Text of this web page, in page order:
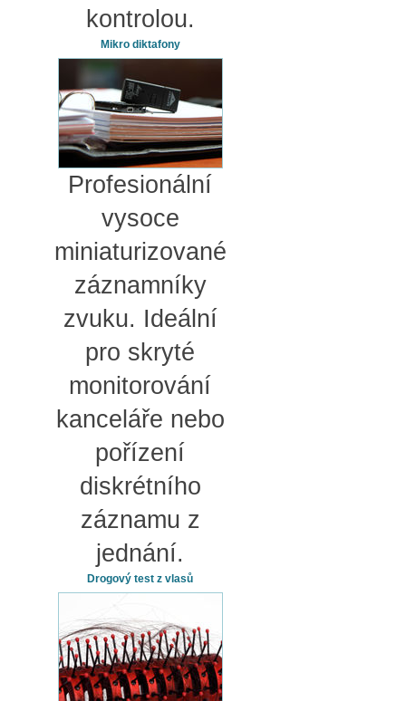
kontrolou.
Mikro diktafony
Profesionální
vysoce
miniaturizované
záznamníky
zvuku. Ideální
pro skryté
monitorování
kanceláře nebo
pořízení
diskrétního
záznamu z
jednání.
Drogový test z vlasů